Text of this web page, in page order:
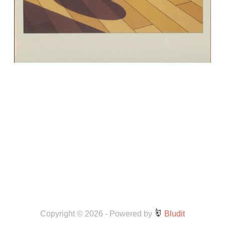
Copyright © 2026 - Powered by Bludit